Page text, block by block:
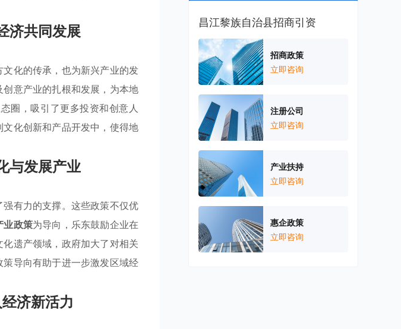
济共同发展
化的传承，也为新兴产业的发
意产业的扎根和发展，为本地
圈，吸引了更多投资和创意人
化创新和产品开发中，使得地
与发展产业
有力的支撑。这些政策不仅优
业政策为导向，乐东鼓励企业在
遗产领域，政府加大了对相关
导向有助于进一步激发区域经
济新活力
昌江黎族自治县招商引资
招商政策
立即咨询
注册公司
立即咨询
产业扶持
立即咨询
惠企政策
立即咨询